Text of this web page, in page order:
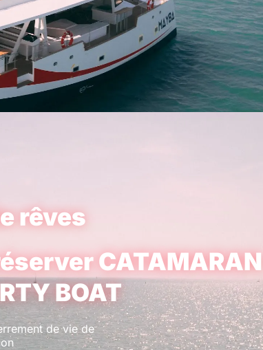
rêves
CATAMARAN
BOAT
de vie de